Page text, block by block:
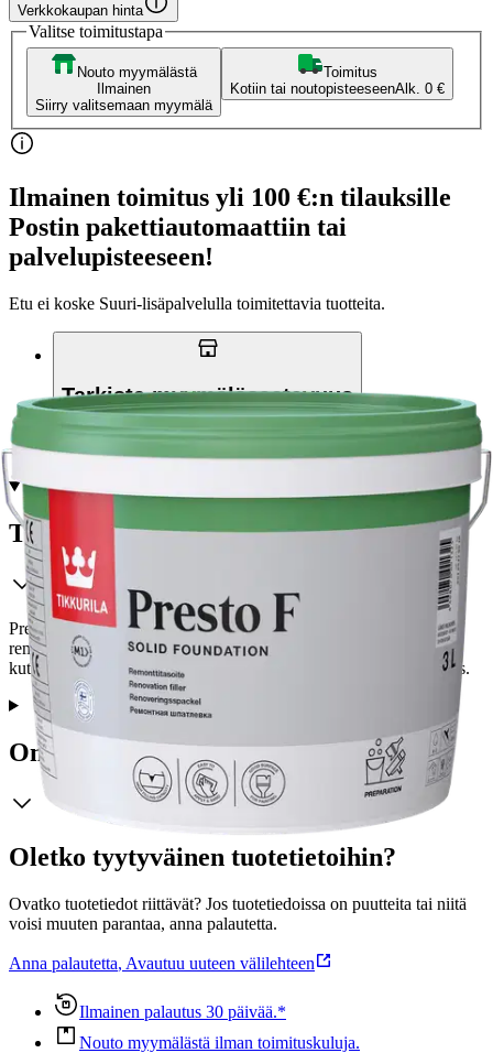
Verkkokaupan hinta
Valitse toimitustapa
Nouto myymälästä
Ilmainen
Siirry valitsemaan myymälä
Toimitus
Kotiin tai noutopisteeseenAlk. 0 €
Ilmainen toimitus yli 100 €:n tilauksille
Postin pakettiautomaattiin tai
palvelupisteeseen!
Etu ei koske Suuri‑lisäpalvelulla toimitettavia tuotteita.
Tarkista myymäläsaatavuus
Tuotekuvaus
Presto F on vesiohenteinen, käyttövalmis lähes valkoinen
remonttitasoite. Helposti työstettävän Presto F remonttitasoitteen
kutistuminen on erittäin vähäistä ja sillä on erinomainen tarttuvuus.
Ominaisuudet
Oletko tyytyväinen tuotetietoihin?
Ovatko tuotetiedot riittävät? Jos tuotetiedoissa on puutteita tai niitä
voisi muuten parantaa, anna palautetta.
Anna palautetta, Avautuu uuteen välilehteen
Ilmainen palautus 30 päivää.*
Nouto myymälästä ilman toimituskuluja.